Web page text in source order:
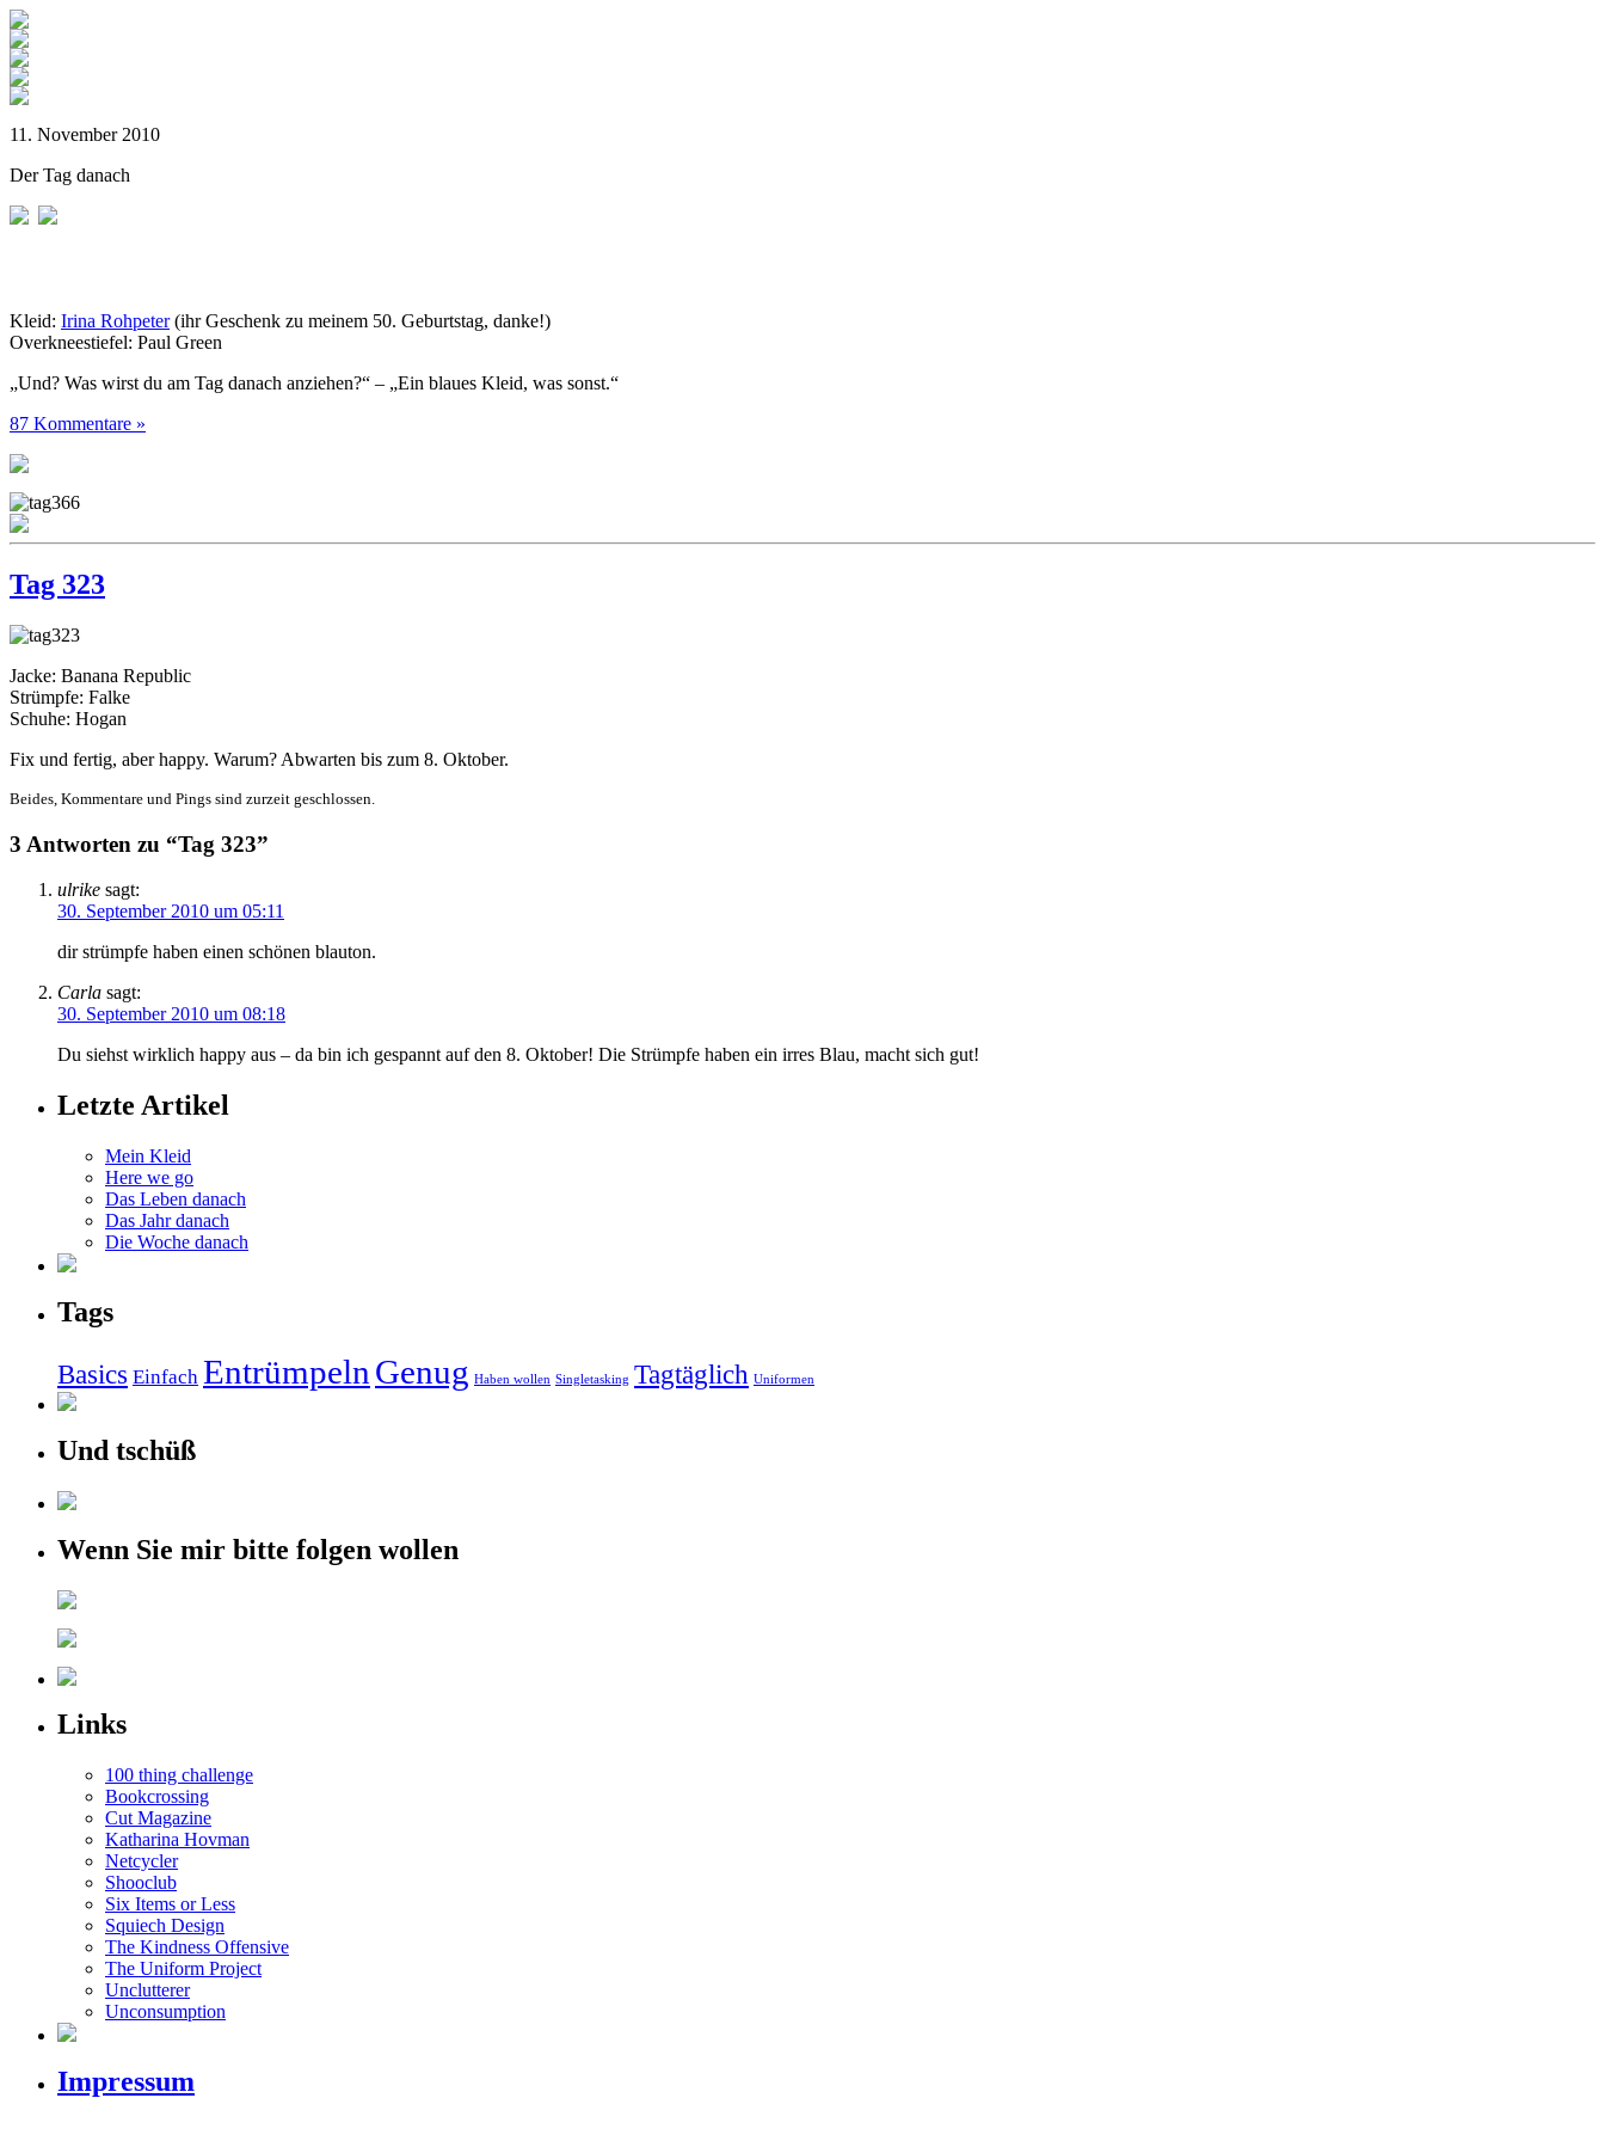
11. November 2010
Der Tag danach
Kleid: Irina Rohpeter(ihr Geschenk zu meinem 50. Geburtstag, danke!)
Overkneestiefel: Paul Green
„Und? Was wirst du am Tag danach anziehen?“ – „Ein blaues Kleid, was sonst.“
87 Kommentare »
Tag 323
Jacke: Banana Republic
Strümpfe: Falke
Schuhe: Hogan
Fix und fertig, aber happy. Warum? Abwarten bis zum 8. Oktober.
Beides, Kommentare und Pings sind zurzeit geschlossen.
3 Antworten zu “Tag 323”
ulrike sagt:
30. September 2010 um 05:11
dir strümpfe haben einen schönen blauton.
Carla sagt:
30. September 2010 um 08:18
Du siehst wirklich happy aus – da bin ich gespannt auf den 8. Oktober! Die Strümpfe haben ein irres Blau, macht sich gut!
Letzte Artikel
Mein Kleid
Here we go
Das Leben danach
Das Jahr danach
Die Woche danach
Tags
Basics Einfach Entrümpeln Genug Haben wollen Singletasking Tagtäglich Uniformen
Und tschüß
Wenn Sie mir bitte folgen wollen
Links
100 thing challenge
Bookcrossing
Cut Magazine
Katharina Hovman
Netcycler
Shooclub
Six Items or Less
Squiech Design
The Kindness Offensive
The Uniform Project
Unclutterer
Unconsumption
Impressum